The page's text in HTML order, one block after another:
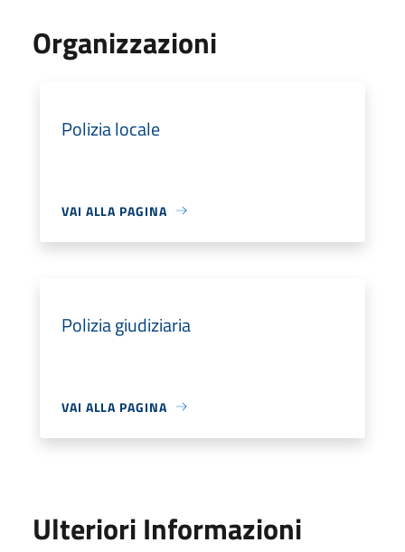
Organizzazioni
Polizia locale
VAI ALLA PAGINA
Polizia giudiziaria
VAI ALLA PAGINA
Ulteriori Informazioni